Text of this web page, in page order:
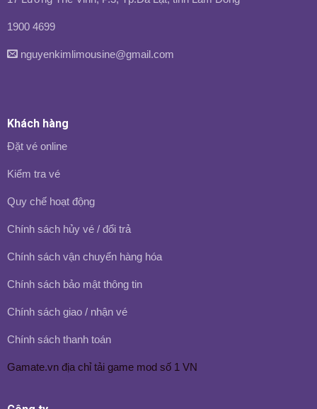
1900 4699
nguyenkimlimousine@gmail.com
Khách hàng
Đặt vé online
Kiểm tra vé
Quy chế hoạt động
Chính sách hủy vé / đổi trả
Chính sách vận chuyển hàng hóa
Chính sách bảo mật thông tin
Chính sách giao / nhận vé
Chính sách thanh toán
Gamate.vnđịa chỉ tải game mod số 1 VN